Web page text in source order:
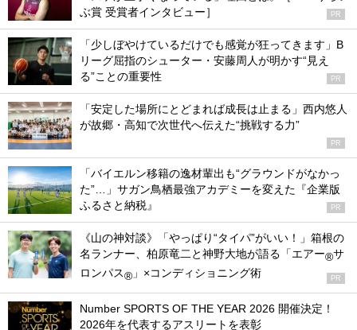
ぶ賞 受賞者インタビュー］
PR
「少しぼやけているだけでも感覚が狂ってきます」B
リーグ屈指のシューター・安藤周人が明かす“見え
る”ことの重要性
PR
「安定した場所にとどまれば成長は止まる」西内悠人
が故郷・高知で次世代へ伝えた“挑戦する力”
PR
「バイエルン移籍の逸材輩出も“グラウンドがなかっ
た”…」サガン鳥栖最強アカデミーを変えた『企業版
ふるさと納税』
PR
《山の神対談》「やっぱり“タイパ”がいい！」箱根の
名ランナー、柏原竜二と神野大地が語る「エアー®サ
ロンパス® 」×コンディショニング術 PR
Number SPORTS OF THE YEAR 2026 開催決定！
2026年を代表するアスリートを表彰